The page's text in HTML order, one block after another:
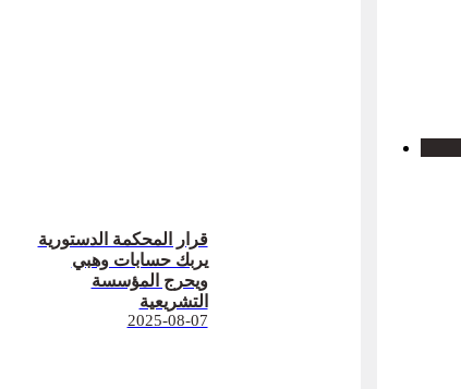
قرار المحكمة الدستورية
يربك حسابات وهبي
ويحرج المؤسسة
التشريعية
2025-08-07